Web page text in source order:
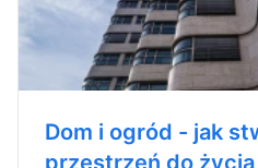
Dom i ogród - jak
przestrzeń do życia